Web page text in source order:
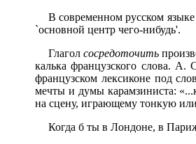
В современном русском языке
`основной центр чего-нибудь'.
Глагол сосредоточить
калька французского слова.
французском лексиконе под
мечты и думы карамзиниста:
на сцену, играющему тонкую
Когда б ты в Лондоне, в